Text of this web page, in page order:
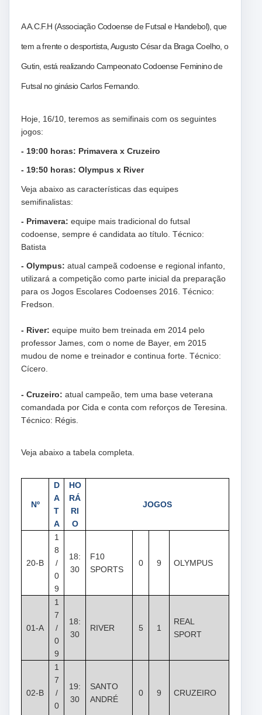
A A.C.F.H (Associação Codoense de Futsal e Handebol), que
tem a frente o desportista, Augusto César da Braga Coelho, o
Gutin, está realizando Campeonato Codoense Feminino de
Futsal no ginásio Carlos Fernando.
Hoje, 16/10, teremos as semifinais com os seguintes
jogos:
- 19:00 horas: Primavera x Cruzeiro
- 19:50 horas: Olympus x River
Veja abaixo as características das equipes
semifinalistas:
- Primavera: equipe mais tradicional do futsal
codoense, sempre é candidata ao título. Técnico:
Batista
- Olympus: atual campeã codoense e regional infanto,
utilizará a competição como parte inicial da preparação
para os Jogos Escolares Codoenses 2016. Técnico:
Fredson.
- River: equipe muito bem treinada em 2014 pelo
professor James, com o nome de Bayer, em 2015
mudou de nome e treinador e continua forte. Técnico:
Cícero.
- Cruzeiro: atual campeão, tem uma base veterana
comandada por Cida e conta com reforços de Teresina.
Técnico: Régis.
Veja abaixo a tabela completa.
Nº
D
A
T
A
HO
RÁ
RI
O
JOGOS
20-B
1
8
/
0
9
18:
30
F10
SPORTS
0 9 OLYMPUS
01-A
1
7
/
0
9
18:
30
RIVER 5 1
REAL
SPORT
02-B
1
7
/
0
19:
30
SANTO
ANDRÉ
0 9 CRUZEIRO